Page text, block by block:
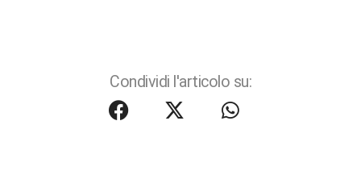
Condividi l'articolo su: